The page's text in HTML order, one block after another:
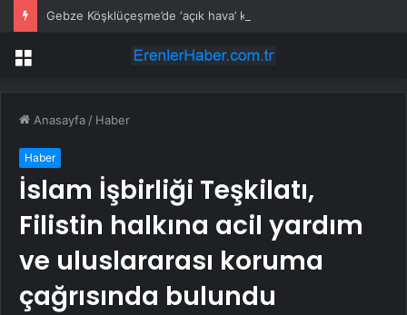
Gebze Köşklüçeşme’de ‘açık hava’ keyif
Menü
Anasayfa / Haber
Haber
İslam İşbirliği Teşkilatı,
Filistin halkına acil yardım
ve uluslararası koruma
çağrısında bulundu